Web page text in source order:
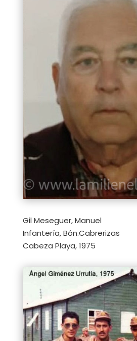
Gil Meseguer, Manuel
Infantería, Bón.Cabrerizas
Cabeza Playa, 1975